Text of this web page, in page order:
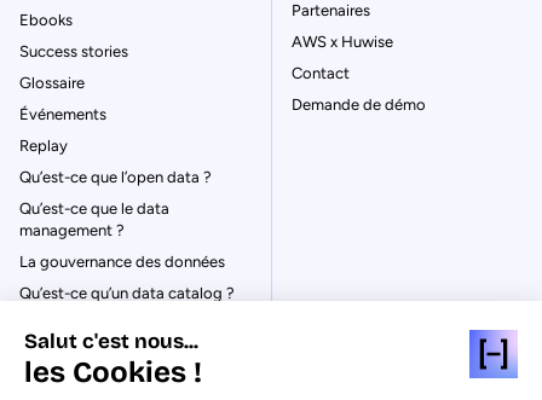
Ebooks
Success stories
Glossaire
Événements
Replay
Qu’est-ce que l’open data ?
Qu’est-ce que le data
management ?
La gouvernance des données
Qu’est-ce qu’un data catalog ?
Partenaires
AWS x Huwise
Contact
Demande de démo
Salut c'est nous...
les Cookies !